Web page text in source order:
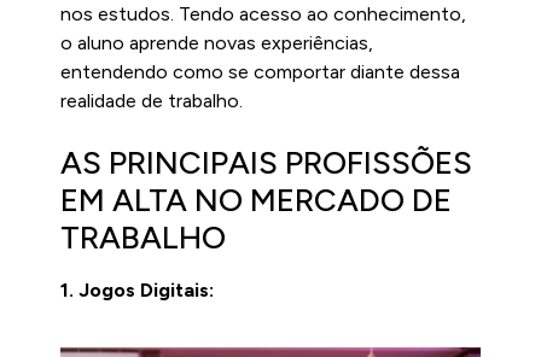
nos estudos. Tendo acesso ao conhecimento,
o aluno aprende novas experiências,
entendendo como se comportar diante dessa
realidade de trabalho.
AS PRINCIPAIS PROFISSÕES
EM ALTA NO MERCADO DE
TRABALHO
1. Jogos Digitais: